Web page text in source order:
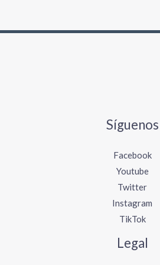
Síguenos
Facebook
Youtube
Twitter
Instagram
TikTok
Legal